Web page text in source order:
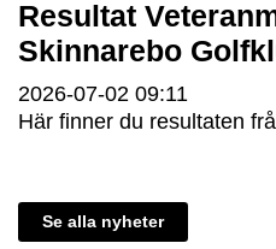
Resultat
Skinnarebo
2026-07-02 09:11
Här finner du resultaten
Se alla nyheter